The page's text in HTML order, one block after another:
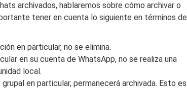
archivados, hablaremos sobre cómo archivar o
tener en cuenta lo siguiente en términos de
en particular, no se elimina.
en su cuenta de WhatsApp, no se realiza una
local.
en particular, permanecerá archivada. Esto es